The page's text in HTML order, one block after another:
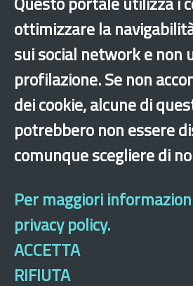
×
ottimizzare la
sui social network e non
profilazione. Se non
dei cookie, alcune di
potrebbero non essere
comunque scegliere di
Per maggiori
privacy policy.
ACCETTA
RIFIUTA
Dichiarazione di accessibilità Mappa del sito
Sito archeologico